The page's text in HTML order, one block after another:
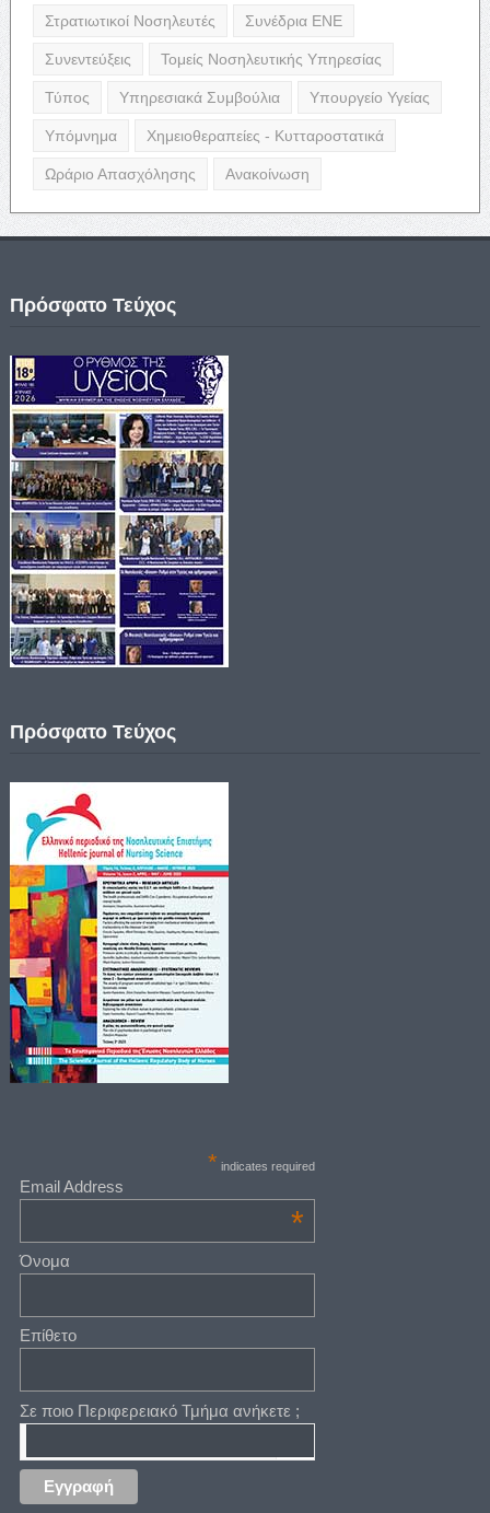
Στρατιωτικοί Νοσηλευτές Συνέδρια ΕΝΕ
Συνεντεύξεις Τομείς Νοσηλευτικής Υπηρεσίας
Τύπος Υπηρεσιακά Συμβούλια Υπουργείο Υγείας
Υπόμνημα Χημειοθεραπείες - Κυτταροστατικά
Ωράριο Απασχόλησης Ανακοίνωση
Πρόσφατο Τεύχος
Πρόσφατο Τεύχος
* indicates required
Email Address
*
Όνομα
Επίθετο
Σε ποιο Περιφερειακό Τμήμα ανήκετε ;